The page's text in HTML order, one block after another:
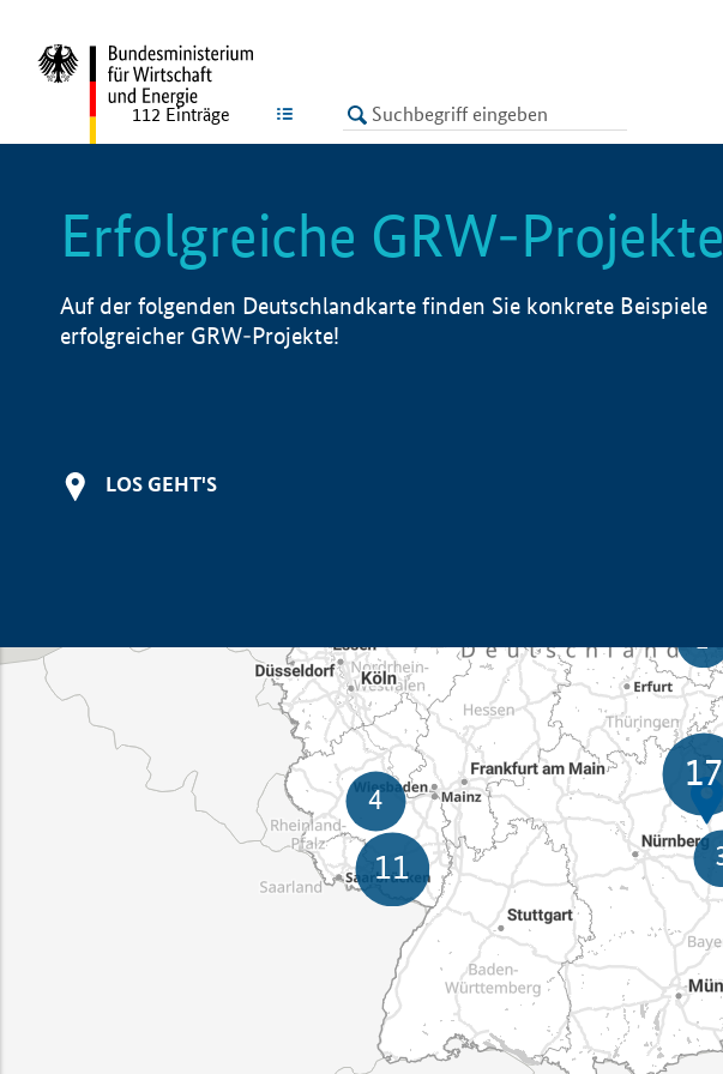
LISTE
112 Einträge
Erfolgreiche GRW-Projekte
Auf der folgenden Deutschlandkarte finden Sie konkrete Beispiele
erfolgreicher GRW-Projekte!
LOS GEHT'S